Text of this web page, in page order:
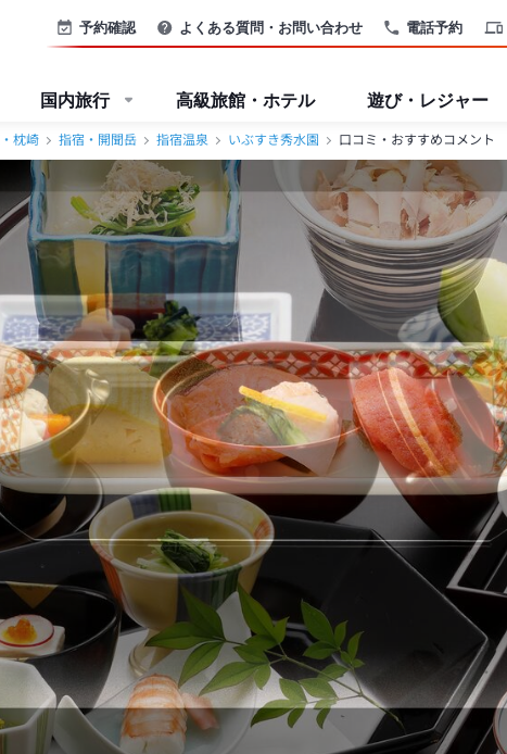
電話予約
予約確認 よくある質問・お問い合わせ
国内旅行 高級旅館・ホテル 遊び・レジャー
枕崎 指宿・開聞岳 指宿温泉 いぶすき秀水園 口コミ・おすすめコメント